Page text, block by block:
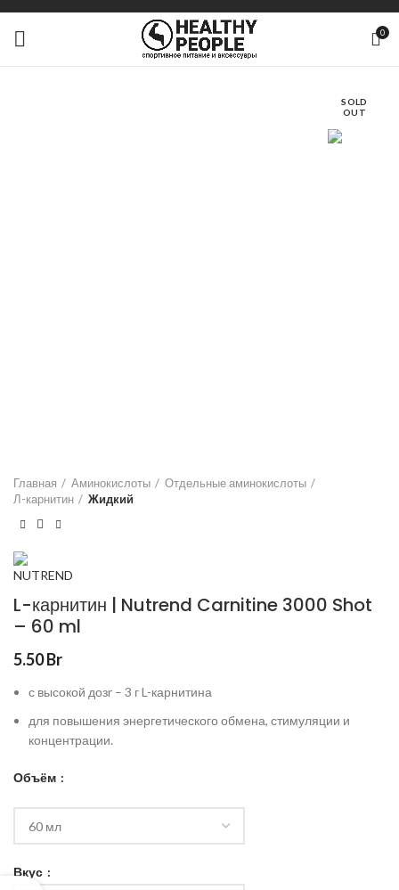
0
SOLD
OUT
Главная Аминокислоты
Отдельные аминокислоты
Л-карнитин
Жидкий
L-карнитин | Nutrend Carnitine 3000 Shot
– 60 ml
5.50Br
с высокой дозr – 3 г L-карнитина
для повышения энергетического обмена, стимуляции и
концентрации.
Объём
Вкус